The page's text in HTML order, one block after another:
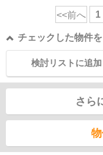
<<前へ 1
チェックした物件
検討リストに追加
さら